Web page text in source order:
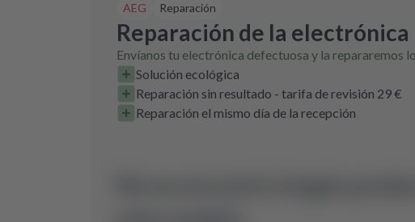
AEG Reparación
Reparación de la electrónica
Envíanos tu electrónica defectuosa y la repararemos
Solución ecológica
Reparación sin resultado - tarifa de revisión 29 €
Reparación el mismo día de la recepción